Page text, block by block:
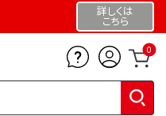
詳しくは
こちら
0